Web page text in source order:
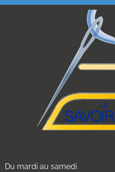
Du mardi au samedi